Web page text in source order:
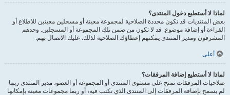
لماذا لا أستطيع دخول المنتدى؟
بعض المنتديات قد تكون محددة الصلاحية لمجموعة معينة أو مسجلين معينين للاطلاع أو
القراءة أو إضافة موضوع. قد لا تكون من ضمن تلك المجموعة أو المسجلين. وحدهم
المشرفون ومدير المنتدى يمكنهم إعطاؤك الصلاحية لذلك. عليك الاتصال بهم.
أعلى
لماذا لا أستطيع إضافة المرفقات؟
صلاحيات المرفقات تمنح على مستوى المنتدى أو المجموعة أو العضو، مدير المنتدى ربما
لم يسمح بإضافة المرفقات إلى المنتدى الذي تكتب فيه، أو ربما مجموعات معينة بإمكانها